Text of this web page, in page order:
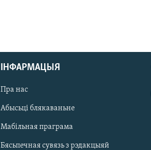
ІНФАРМАЦЫЯ
Пра нас
Абысьці блякаваньне
Мабільная праграма
Бясьпечная сувязь з рэдакцыяй